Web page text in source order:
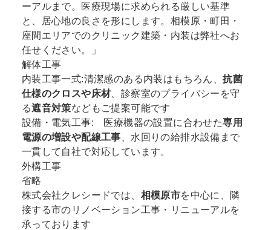
ーアルまで。医療現場に求められる厳しい基準
と、居心地の良さを形にします。相模原・町田・
座間エリアでのクリニック建築・内装は弊社へお
任せください。」
解体工事
内装工事一式:清潔感のある内装はもちろん、抗菌
仕様のクロスや床材、診察室のプライバシーを守
る遮音対策などもご提案可能です
設備・電気工事: 医療機器の設置に合わせた専用
電源の増設や配線工事 、水回りの給排水設備まで
一貫して自社で対応しています。
外構工事
省略
株式会社クレシードでは、 相模原市を中心に、隣
接する市のリノベーション工事・リニューアルを
承っております